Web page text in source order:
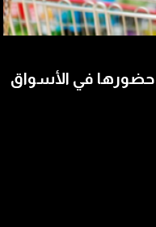
في الأسواق